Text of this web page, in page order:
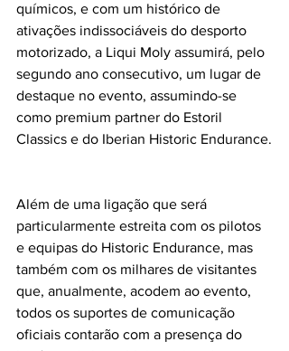
químicos, e com um histórico de
ativações indissociáveis do desporto
motorizado, a Liqui Moly assumirá, pelo
segundo ano consecutivo, um lugar de
destaque no evento, assumindo-se
como premium partner do Estoril
Classics e do Iberian Historic Endurance.
Além de uma ligação que será
particularmente estreita com os pilotos
e equipas do Historic Endurance, mas
também com os milhares de visitantes
que, anualmente, acodem ao evento,
todos os suportes de comunicação
oficiais contarão com a presença do